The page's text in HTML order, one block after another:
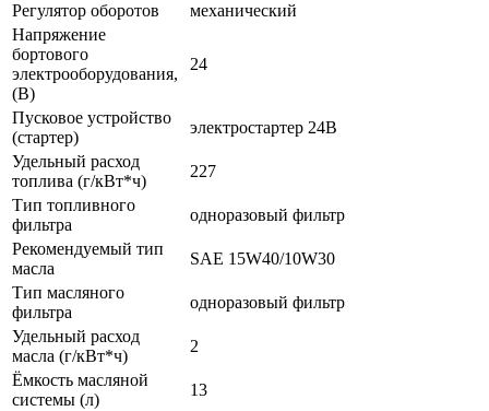
Регулятор оборотов
механический
Напряжение
бортового
электрооборудования,
(В)
24
Пусковое устройство
(стартер)
электростартер 24В
Удельный расход
топлива (г/кВт*ч)
227
Тип топливного
фильтра
одноразовый фильтр
Рекомендуемый тип
масла
SAE 15W40/10W30
Тип масляного
фильтра
одноразовый фильтр
Удельный расход
масла (г/кВт*ч)
2
Ёмкость масляной
системы (л)
13